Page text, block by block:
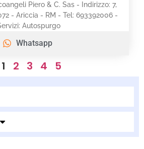
Piero & C. Sas - Indirizzo: 7,
- Ariccia - RM - Tel: 693392006 -
Autospurgo
Whatsapp
1 2 3 4 5